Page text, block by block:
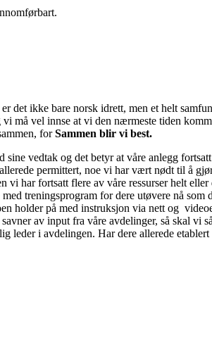
det ikke bare norsk idrett, men et helt
må vel innse at vi den nærmeste tiden
forSammen blir vi best.
vedtak og det betyr at våre anlegg
permittert, noe vi har vært nødt til å
har fortsatt flere av våre ressurser helt eller
treningsprogram for dere utøvere nå som
holder på med instruksjon via nett og
av input fra våre avdelinger, så skal vi
i avdelingen. Har dere allerede etablert